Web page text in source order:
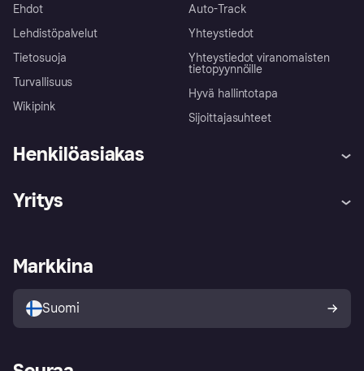
Ehdot
Lehdistöpalvelut
Tietosuoja
Turvallisuus
Wikipink
Auto-Track
Yhteystiedot
Yhteystiedot viranomaisten
tietopyynnöille
Hyvä hallintotapa
Sijoittajasuhteet
Henkilöasiakas
Ohje
Kirjaudu sisään
Tutustu kauppoihin
Ostajan turva
Yritys
Kirjaudu sisään yrityksenä
Markkina
Suomi